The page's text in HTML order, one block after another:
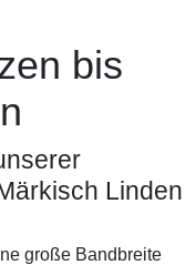
bis
Linden
große Bandbreite